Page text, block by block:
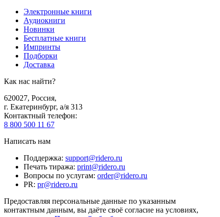
Электронные книги
Аудиокниги
Новинки
Бесплатные книги
Импринты
Подборки
Доставка
Как нас найти?
620027, Россия,
г. Екатеринбург, а/я 313
Контактный телефон:
8 800 500 11 67
Написать нам
Поддержка: support@ridero.ru
Печать тиража: print@ridero.ru
Вопросы по услугам: order@ridero.ru
PR: pr@ridero.ru
Предоставляя персональные данные по указанным
контактным данным, вы даёте своё согласие на условиях,